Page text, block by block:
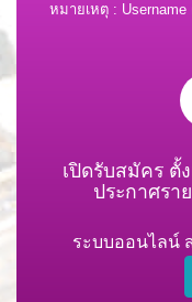
หมายเหตุ :
เปิดรับสมัคร ตั้
ประกาศรา
ระบบออนไลน์